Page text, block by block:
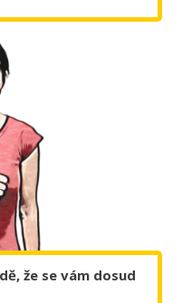
že se vám dosud